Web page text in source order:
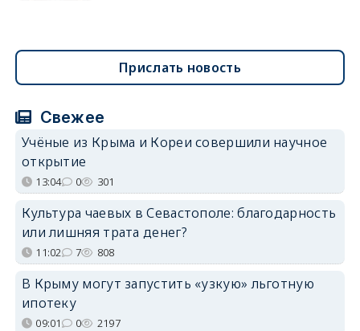
Прислать новость
Свежее
Учёные из Крыма и Кореи совершили научное
открытие
13:04 0 301
Культура чаевых в Севастополе: благодарность
или лишняя трата денег?
11:02 7 808
В Крыму могут запустить «узкую» льготную
ипотеку
09:01 0 2197